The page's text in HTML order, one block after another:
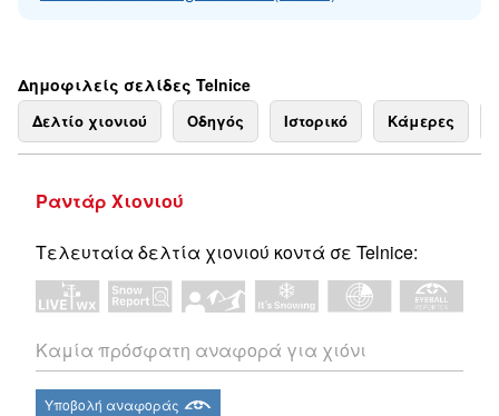
Δημοφιλείς σελίδες Telnice
Δελτίο χιονιού Οδηγός Ιστορικό Κάμερες
Ραντάρ Χιονιού
Τελευταία δελτία χιονιού κοντά σε Telnice:
Καμία πρόσφατη αναφορά για χιόνι
Υποβολή αναφοράς